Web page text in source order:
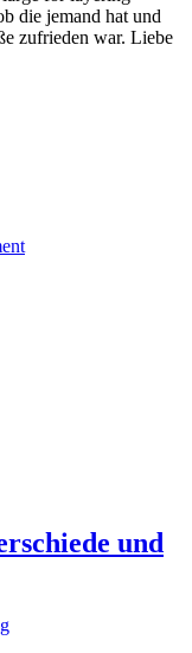
die jemand hat und
zufrieden war. Liebe
und